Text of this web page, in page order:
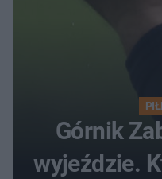
Górnik
wyjeździe.